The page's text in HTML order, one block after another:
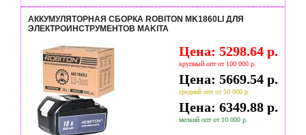
АККУМУЛЯТОРНАЯ СБОРКА ROBITON MK1860LI ДЛЯ
ЭЛЕКТРОИНСТРУМЕНТОВ MAKITA
Цена: 5298.64 р.
крупный опт от 100 000 р.
Цена: 5669.54 р.
средний опт от 50 000 р.
Цена: 6349.88 р.
мелкий опт от 10 000 р.